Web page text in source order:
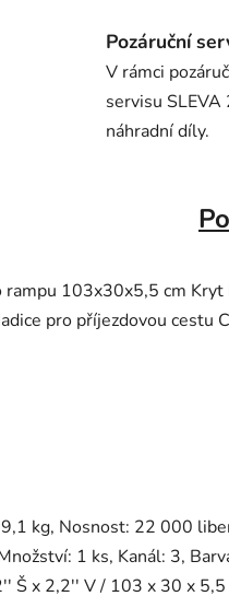
Pozáruční
V rámci
servisu SLEVA
náhradní díly.
103x30x5,5 cm
pro příjezdovou cestu
kg, Nosnost: 22 000
1 ks, Kanál: 3,
Š x 2,2'' V / 103 x 30 x 5,5